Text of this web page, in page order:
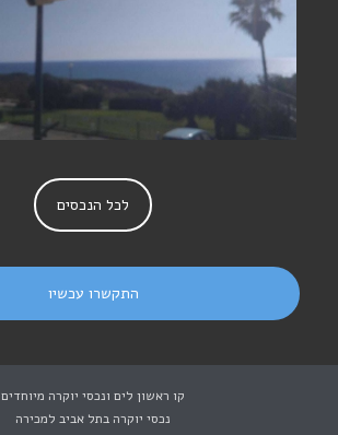
לכל הנכסים
התקשרו עכשיו
קו ראשון לים ונכסי יוקרה מיוחדים
נכסי יוקרה בתל אביב למכירה